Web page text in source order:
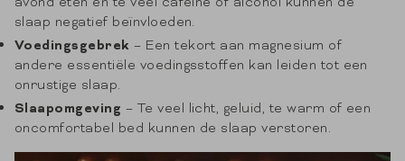
slaap negatief beïnvloeden.
Voedingsgebrek – Een tekort aan magnesium of
andere essentiële voedingsstoffen kan leiden tot een
onrustige slaap.
Slaapomgeving – Te veel licht, geluid, te warm of een
oncomfortabel bed kunnen de slaap verstoren.